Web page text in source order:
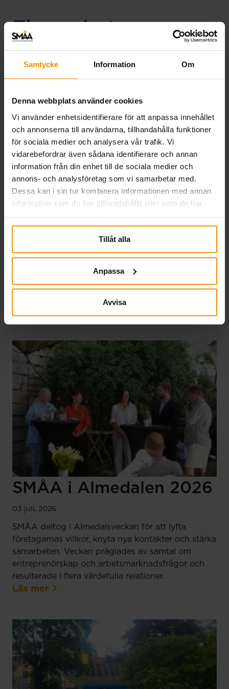
Samtycke Information Om
Denna webbplats använder cookies
Vi använder enhetsidentifierare för att anpassa innehållet
och annonserna till användarna, tillhandahålla funktioner
för sociala medier och analysera vår trafik. Vi
vidarebefordrar även sådana identifierare och annan
information från din enhet till de sociala medier och
annons- och analysföretag som vi samarbetar med.
Dessa kan i sin tur kombinera informationen med annan
information som du har tillhandahållit eller som de har
Tillåt alla
Anpassa
Avvisa
Fler nyheter
Extra utbetalning 27 juli.
20 juli, 2026
På grund av en teknisk störning i a-kassornas
gemensamma system genomförs en extra
utbetalningen på torsdag sker som vanligt för alla
tidrapporter och månadsansökningar som har
registrerats för utbetalning senast 20 juli. Har din
SMÅA i Almedalen 2026
03 juli, 2026
SMÅA deltog i Almedalsveckan för att lyfta
företagarnas villkor, knyta nya kontakter och stärka
samarbeten. Veckan präglades av samtal om
entreprenörskap och arbetsmarknadsfrågor och
resulterade i flera värdefulla relationer.
Läs mer